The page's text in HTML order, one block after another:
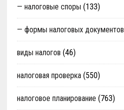
— налоговые споры (133)
— формы налоговых документов
виды налогов (46)
налоговая проверка(550)
налоговое планирование (763)